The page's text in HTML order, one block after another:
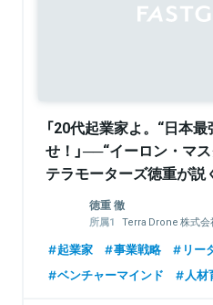
「20代起業家よ。“日本
せ！」──“イーロン・マ
テラモーターズ徳重が説
業家マインド
徳重 徹
Terra Drone 株式
起業家 事業戦略
リー
ベンチャーマインド
人材